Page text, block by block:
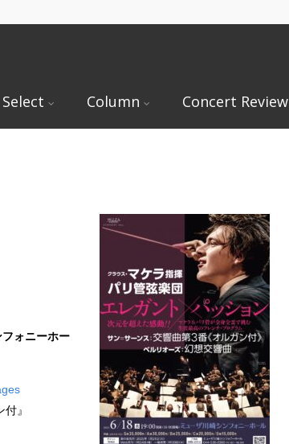
Select Column Concert Review
ォニーホー
』